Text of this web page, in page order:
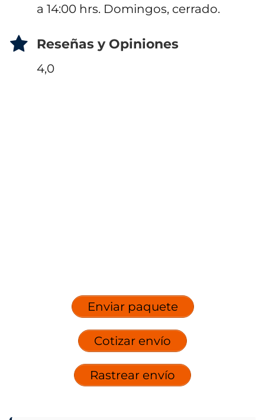
a 14:00 hrs. Domingos, cerrado.
Reseñas y Opiniones
4,0
Enviar paquete
Cotizar envío
Rastrear envío